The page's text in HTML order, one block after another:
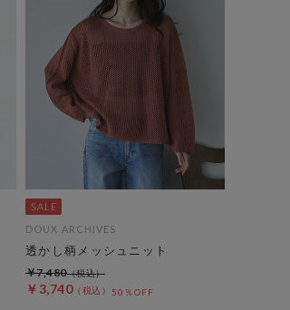
DOUX ARCHIVES
透かし柄メッシュニット
￥3,740 50％OFF
￥7,480